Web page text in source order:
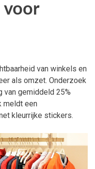
voor
van winkels en
als omzet. Onderzoek
van gemiddeld 25%
meldt een
kleurrijke stickers.